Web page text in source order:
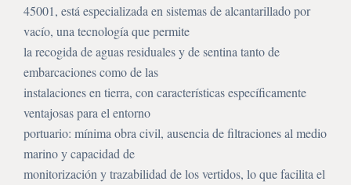
45001, está especializada en sistemas de alcantarillado por
vacío, una tecnología que permite
la recogida de aguas residuales y de sentina tanto de
embarcaciones como de las
instalaciones en tierra, con características específicamente
ventajosas para el entorno
portuario: mínima obra civil, ausencia de filtraciones al medio
marino y capacidad de
monitorización y trazabilidad de los vertidos, lo que facilita el